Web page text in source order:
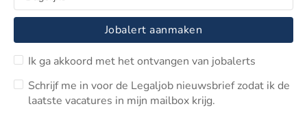
Jobalert aanmaken
Ik ga akkoord met het ontvangen van jobalerts
Schrijf me in voor de Legaljob nieuwsbrief zodat ik de
laatste vacatures in mijn mailbox krijg.